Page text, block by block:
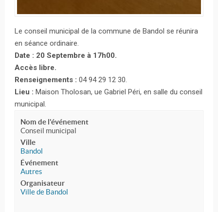
Le conseil municipal de la commune de Bandol se réunira
en séance ordinaire.
Date : 20 Septembre à 17h00.
Accès libre.
Renseignements : 04 94 29 12 30.
Lieu : Maison Tholosan, ue Gabriel Péri, en salle du conseil
municipal.
Nom de l'événement
Conseil municipal
Ville
Bandol
Événement
Autres
Organisateur
Ville de Bandol